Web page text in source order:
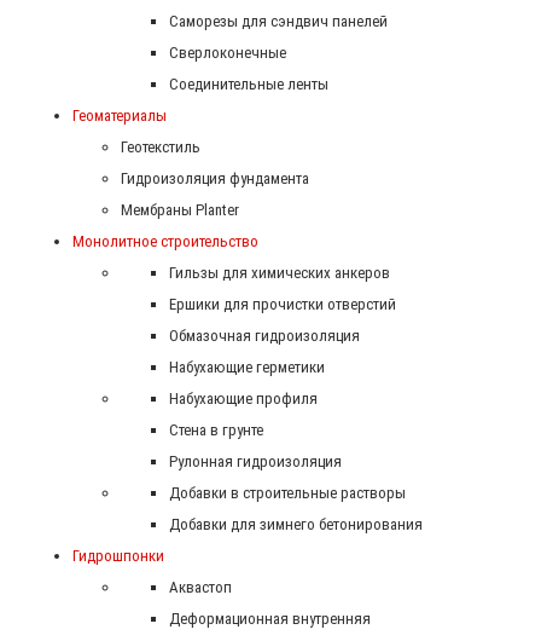
Саморезы для сэндвич панелей
Сверлоконечные
Соединительные ленты
Геоматериалы
Геотекстиль
Гидроизоляция фундамента
Мембраны Planter
Монолитное строительство
Гильзы для химических анкеров
Ершики для прочистки отверстий
Обмазочная гидроизоляция
Набухающие герметики
Набухающие профиля
Стена в грунте
Рулонная гидроизоляция
Добавки в строительные растворы
Добавки для зимнего бетонирования
Гидрошпонки
Аквастоп
Деформационная внутренняя